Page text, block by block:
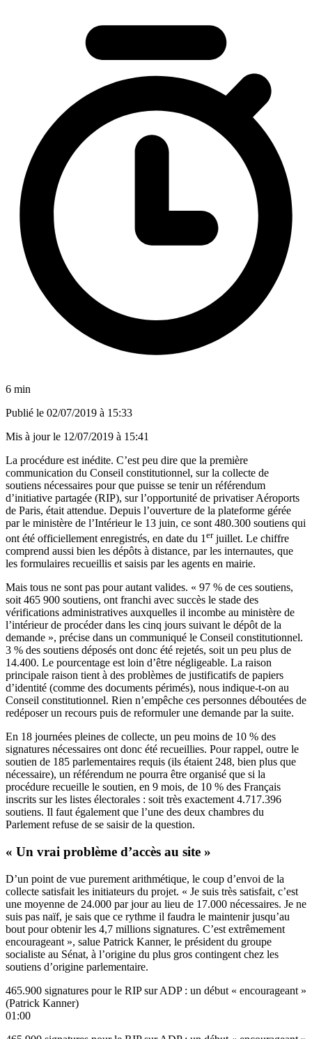
6 min
Publié le 02/07/2019 à 15:33
Mis à jour le 12/07/2019 à 15:41
La procédure est inédite. C’est peu dire que la première
communication du Conseil constitutionnel, sur la collecte de
soutiens nécessaires pour que puisse se tenir un référendum
d’initiative partagée (RIP), sur l’opportunité de privatiser Aéroports
de Paris, était attendue. Depuis l’ouverture de la plateforme gérée
par le ministère de l’Intérieur le 13 juin, ce sont 480.300 soutiens qui
ont été officiellement enregistrés, en date du 1 erjuillet. Le chiffre
comprend aussi bien les dépôts à distance, par les internautes, que
les formulaires recueillis et saisis par les agents en mairie.
Mais tous ne sont pas pour autant valides. « 97 % de ces soutiens,
soit 465 900 soutiens, ont franchi avec succès le stade des
vérifications administratives auxquelles il incombe au ministère de
l’intérieur de procéder dans les cinq jours suivant le dépôt de la
demande », précise dans un communiqué le Conseil constitutionnel.
3 % des soutiens déposés ont donc été rejetés, soit un peu plus de
14.400. Le pourcentage est loin d’être négligeable. La raison
principale raison tient à des problèmes de justificatifs de papiers
d’identité (comme des documents périmés), nous indique-t-on au
Conseil constitutionnel. Rien n’empêche ces personnes déboutées de
redéposer un recours puis de reformuler une demande par la suite.
En 18 journées pleines de collecte, un peu moins de 10 % des
signatures nécessaires ont donc été recueillies. Pour rappel, outre le
soutien de 185 parlementaires requis (ils étaient 248, bien plus que
nécessaire), un référendum ne pourra être organisé que si la
procédure recueille le soutien, en 9 mois, de 10 % des Français
inscrits sur les listes électorales : soit très exactement 4.717.396
soutiens. Il faut également que l’une des deux chambres du
Parlement refuse de se saisir de la question.
« Un vrai problème d’accès au site »
D’un point de vue purement arithmétique, le coup d’envoi de la
collecte satisfait les initiateurs du projet. « Je suis très satisfait, c’est
une moyenne de 24.000 par jour au lieu de 17.000 nécessaires. Je ne
suis pas naïf, je sais que ce rythme il faudra le maintenir jusqu’au
bout pour obtenir les 4,7 millions signatures. C’est extrêmement
encourageant », salue Patrick Kanner, le président du groupe
socialiste au Sénat, à l’origine du plus gros contingent chez les
soutiens d’origine parlementaire.
465.900 signatures pour le RIP sur ADP : un début « encourageant »
(Patrick Kanner)
01:00